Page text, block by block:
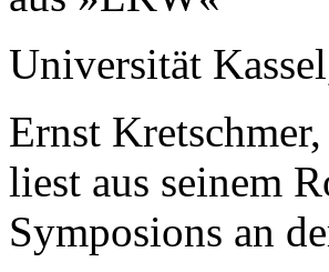
Universität
Ernst
liest aus seinem
Symposions an